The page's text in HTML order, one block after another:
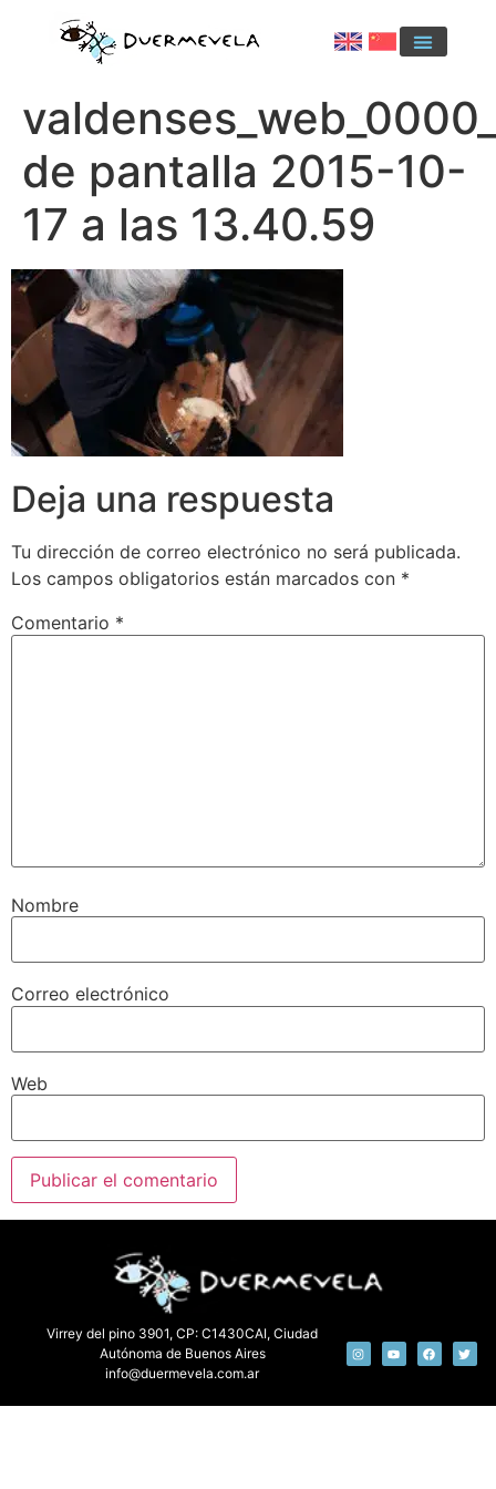
de pantalla 2015-10-
17 a las 13.40.59
Deja una respuesta
Tu dirección de correo electrónico no será publicada.
Los campos obligatorios están marcados con *
Comentario *
Nombre
Correo electrónico
Web
Virrey del pino 3901, CP: C1430CAI, Ciudad
Autónoma de Buenos Aires
info@duermevela.com.ar